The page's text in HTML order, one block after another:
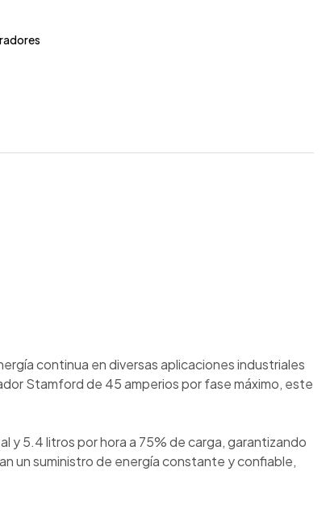
continua en diversas aplicaciones industriales
Stamford de 45 amperios por fase máximo, este
y 5.4 litros por hora a 75% de carga, garantizando
un suministro de energía constante y confiable,